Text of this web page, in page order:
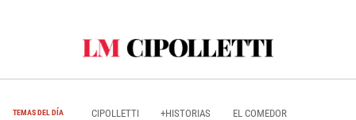
TEMAS DEL DÍA CIPOLLETTI +HISTORIAS EL COMEDOR